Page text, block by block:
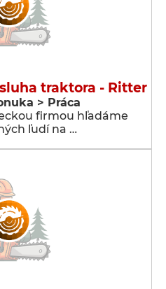
traktora - Ritter
> Práca
firmou hľadáme
ľudí na …